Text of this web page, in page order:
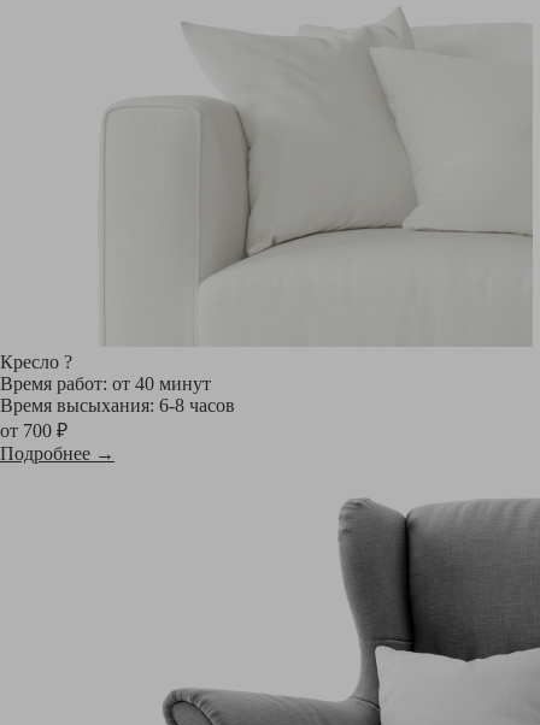
Кресло ?
Время работ: от 40 минут
Время высыхания: 6-8 часов
от 700 ₽
Подробнее →